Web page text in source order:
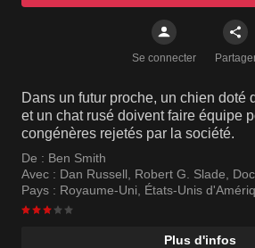
Se connecter
Dans un futur proche, un chien doté
et un chat rusé doivent faire équipe
congénères rejetés par la société.
De : Ben Smith
Avec : Dan Russell Robert G. Slade
Pays : Royaume-Uni États-Unis
Plus d'infos